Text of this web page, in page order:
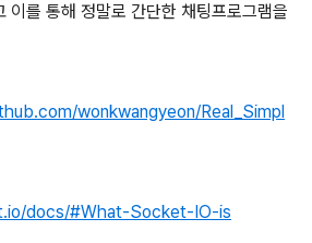
이를 통해 정말로 간단한 채팅프로그램을
wonkwangyeon/Real_Simpl
docs/#What-Socket-IO-is